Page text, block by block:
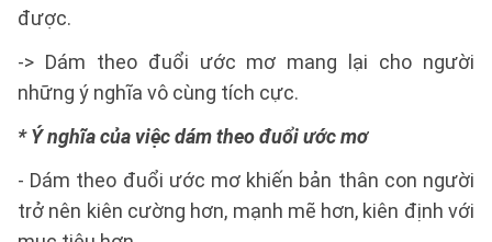
được.
-> Dám theo đuổi ước mơ mang lại cho người
những ý nghĩa vô cùng tích cực.
* Ý nghĩa của việc dám theo đuổi ước mơ
- Dám theo đuổi ước mơ khiến bản thân con người
trở nên kiên cường hơn, mạnh mẽ hơn, kiên định với